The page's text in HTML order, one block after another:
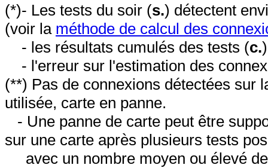
(*)- Les tests du soir (s.) détectent
(voir la méthode de calcul des
- les résultats cumulés des tests (c.
- l'erreur sur l'estimation des
(**) Pas de connexions détectées sur
utilisée, carte en panne.
- Une panne de carte peut être
sur une carte après plusieurs tests
avec un nombre moyen ou élevé